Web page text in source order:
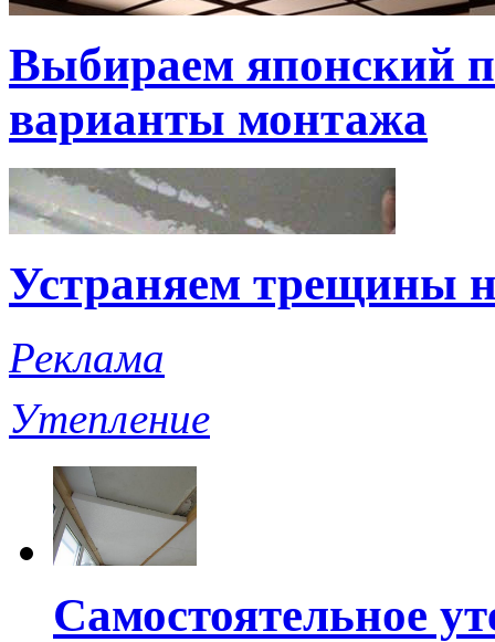
Выбираем японский
варианты монтажа
Устраняем трещины
Реклама
Утепление
Самостоятельное